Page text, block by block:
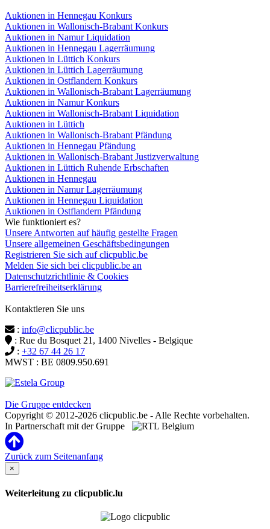
Auktionen in Hennegau Konkurs
Auktionen in Wallonisch-Brabant Konkurs
Auktionen in Namur Liquidation
Auktionen in Hennegau Lagerräumung
Auktionen in Lüttich Konkurs
Auktionen in Lüttich Lagerräumung
Auktionen in Ostflandern Konkurs
Auktionen in Wallonisch-Brabant Lagerräumung
Auktionen in Namur Konkurs
Auktionen in Wallonisch-Brabant Liquidation
Auktionen in Lüttich
Auktionen in Wallonisch-Brabant Pfändung
Auktionen in Hennegau Pfändung
Auktionen in Wallonisch-Brabant Justizverwaltung
Auktionen in Lüttich Ruhende Erbschaften
Auktionen in Hennegau
Auktionen in Namur Lagerräumung
Auktionen in Hennegau Liquidation
Auktionen in Ostflandern Pfändung
Wie funktioniert es?
Unsere Antworten auf häufig gestellte Fragen
Unsere allgemeinen Geschäftsbedingungen
Registrieren Sie sich auf clicpublic.be
Melden Sie sich bei clicpublic.be an
Datenschutzrichtlinie & Cookies
Barrierefreiheitserklärung
Kontaktieren Sie uns
: info@clicpublic.be
: Rue du Bosquet 21, 1400 Nivelles - Belgique
: +32 67 44 26 17
MWST : BE 0809.950.691
Die Gruppe entdecken
Copyright © 2012-2026 clicpublic.be - Alle Rechte vorbehalten.
In Partnerschaft mit der Gruppe
Zurück zum Seitenanfang
×
Weiterleitung zu clicpublic.lu